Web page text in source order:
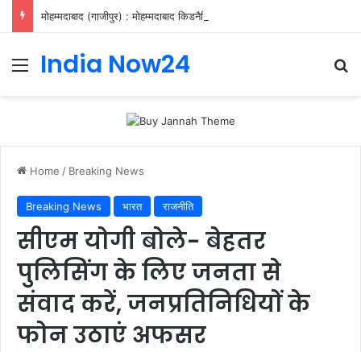
India Now24
Home / Breaking News
Breaking News भारत राजनीति
सीएम योगी बोले- बेहतर
पुलिसिंग के लिए जनता से
संवाद करें, जनप्रतिनिधियों के
फोन उठाएं अफसर